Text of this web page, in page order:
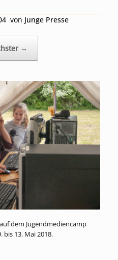
von Junge Presse
→
dem Jugendmediencamp
bis 13. Mai 2018.